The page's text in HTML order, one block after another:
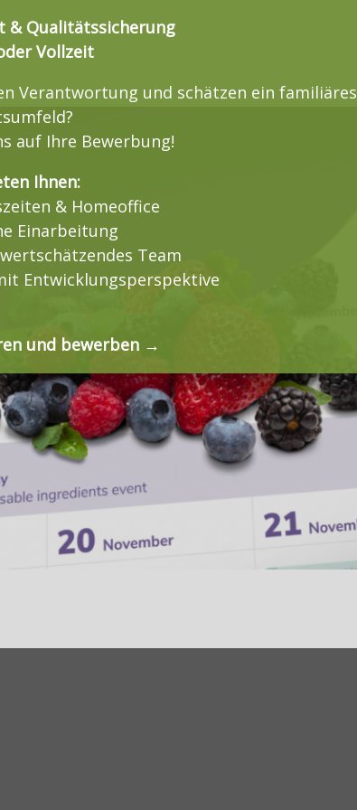
& Qualitätssicherung
Vollzeit
Verantwortung und schätzen ein familiäres
auf Ihre Bewerbung!
Ihnen:
& Homeoffice
Einarbeitung
Team
Entwicklungsperspektive
und bewerben →